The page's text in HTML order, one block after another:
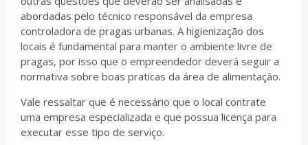
abordadas pelo técnico responsável da empresa
controladora de pragas urbanas. A higienização dos
locais é fundamental para manter o ambiente livre de
pragas, por isso que o empreendedor deverá seguir a
normativa sobre boas praticas da área de alimentação.
Vale ressaltar que é necessário que o local contrate
uma empresa especializada e que possua licença para
executar esse tipo de serviço.